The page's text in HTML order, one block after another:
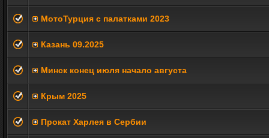
МотоТурция с палатками 2023
Казань 09.2025
Минск конец июля начало августа
Крым 2025
Прокат Харлея в Сербии